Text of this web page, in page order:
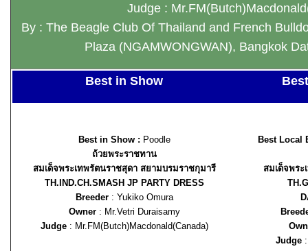
Judge :
By : The Beagle Club Of Thailand and French
Plaza (NGAMWONGWAN), Bangkok
Best in Show
Best in Show : Poodle
ถ้วยพระราชทาน
สมเด็จพระเทพรัตนราชสุดา สยามบรมราชกุมารี
TH.IND.CH.SMASH JP PARTY DRESS
Breeder : Yukiko Omura
Owner : Mr.Vetri Duraisamy
Judge : Mr.FM(Butch)Macdonald(Canada)
Best Local
สมเด็จพร
Judge